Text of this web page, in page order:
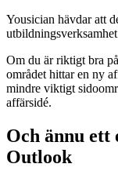
Yousician hävdar att
Om du är riktigt bra
området hittar en ny
mindre viktigt
affärsidé.
Och ännu ett
Outlook